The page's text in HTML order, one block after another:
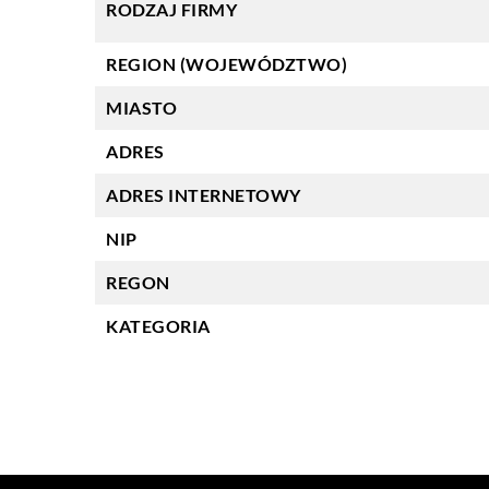
RODZAJ FIRMY
REGION (WOJEWÓDZTWO)
MIASTO
ADRES
ADRES INTERNETOWY
NIP
REGON
KATEGORIA